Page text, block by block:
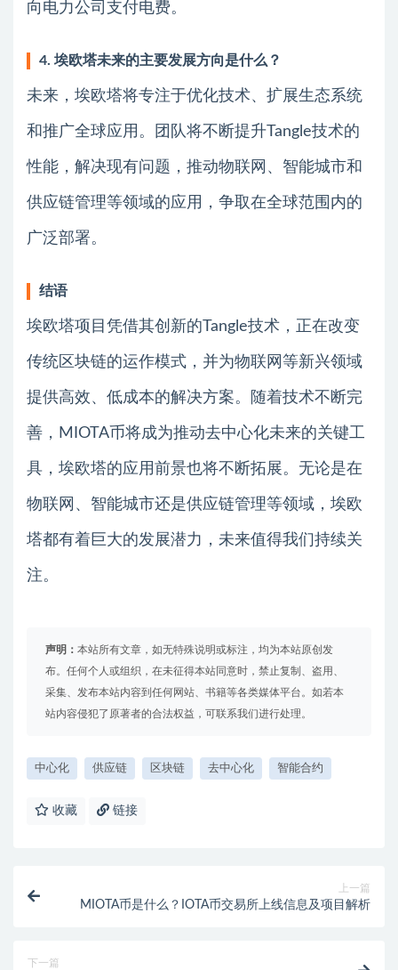
向电力公司支付电费。
4. 埃欧塔未来的主要发展方向是什么？
未来，埃欧塔将专注于优化技术、扩展生态系统
和推广全球应用。团队将不断提升Tangle技术的
性能，解决现有问题，推动物联网、智能城市和
供应链管理等领域的应用，争取在全球范围内的
广泛部署。
结语
埃欧塔项目凭借其创新的Tangle技术，正在改变
传统区块链的运作模式，并为物联网等新兴领域
提供高效、低成本的解决方案。随着技术不断完
善，MIOTA币将成为推动去中心化未来的关键工
具，埃欧塔的应用前景也将不断拓展。无论是在
物联网、智能城市还是供应链管理等领域，埃欧
塔都有着巨大的发展潜力，未来值得我们持续关
注。
声明： 本站所有文章，如无特殊说明或标注，均为本站原创发
布。任何个人或组织，在未征得本站同意时，禁止复制、盗用、
采集、发布本站内容到任何网站、书籍等各类媒体平台。如若本
站内容侵犯了原著者的合法权益，可联系我们进行处理。
中心化 供应链 区块链 去中心化 智能合约
收藏 链接
上一篇
MIOTA币是什么？IOTA币交易所上线信息及项目解析
下一篇